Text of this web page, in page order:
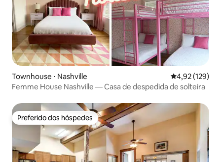
Townhouse ⋅ Nashville 4,92 de uma
4,92 (129)
Femme House Nashville — Casa de despedida de solteira
Preferido dos hóspedes
Preferido dos hóspedes